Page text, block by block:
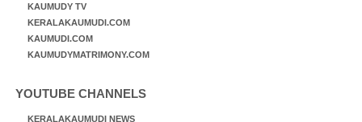
KAUMUDY TV
KERALAKAUMUDI.COM
KAUMUDI.COM
KAUMUDYMATRIMONY.COM
YOUTUBE CHANNELS
KERALAKAUMUDI NEWS